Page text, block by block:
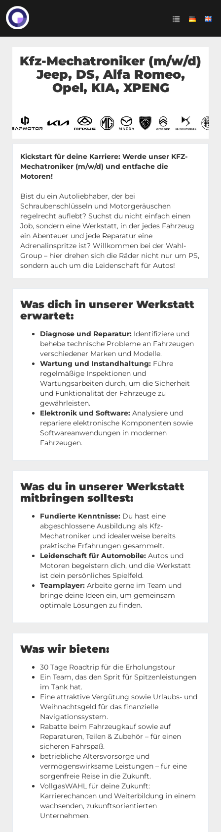
Kfz-Mechatroniker (m/w/d)
Jeep, DS, Alfa Romeo,
Opel, KIA, XPENG
Kickstart für deine Karriere: Werde unser KFZ-
Mechatroniker (m/w/d) und entfache die
Motoren!
Bist du ein Autoliebhaber, der bei
Schraubenschlüsseln und Motorgeräuschen
regelrecht auflebt? Suchst du nicht einfach einen
Job, sondern eine Werkstatt, in der jedes Fahrzeug
ein Abenteuer und jede Reparatur eine
Adrenalinspritze ist? Willkommen bei der Wahl-
Group – hier drehen sich die Räder nicht nur um PS,
sondern auch um die Leidenschaft für Autos!
Was dich in unserer Werkstatt
erwartet:
Diagnose und Reparatur: Identifiziere und
behebe technische Probleme an Fahrzeugen
verschiedener Marken und Modelle.
Wartung und Instandhaltung: Führe
regelmäßige Inspektionen und
Wartungsarbeiten durch, um die Sicherheit
und Funktionalität der Fahrzeuge zu
gewährleisten.
Elektronik und Software: Analysiere und
repariere elektronische Komponenten sowie
Softwareanwendungen in modernen
Fahrzeugen.
Was du in unserer Werkstatt
mitbringen solltest:
Fundierte Kenntnisse: Du hast eine
abgeschlossene Ausbildung als Kfz-
Mechatroniker und idealerweise bereits
praktische Erfahrungen gesammelt.
Leidenschaft für Automobile: Autos und
Motoren begeistern dich, und die Werkstatt
ist dein persönliches Spielfeld.
Teamplayer: Arbeite gerne im Team und
bringe deine Ideen ein, um gemeinsam
optimale Lösungen zu finden.
Was wir bieten:
30 Tage Roadtrip für die Erholungstour
Ein Team, das den Sprit für Spitzenleistungen
im Tank hat.
Eine attraktive Vergütung sowie Urlaubs- und
Weihnachtsgeld für das finanzielle
Navigationssystem.
Rabatte beim Fahrzeugkauf sowie auf
Reparaturen, Teilen & Zubehör – für einen
sicheren Fahrspaß.
betriebliche Altersvorsorge und
vermögenswirksame Leistungen – für eine
sorgenfreie Reise in die Zukunft.
VollgasWAHL für deine Zukunft:
Karrierechancen und Weiterbildung in einem
wachsenden, zukunftsorientierten
Unternehmen.